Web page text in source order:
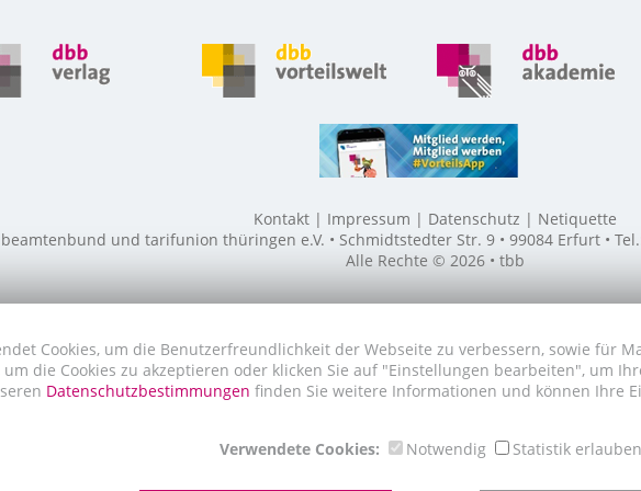
Kontakt Impressum Datenschutz
Netiquette
und tarifunion thüringen e.V. • Schmidtstedter Str. 9 • 99084 Erfurt •
Alle Rechte © 2026 • tbb
Cookies, um die Benutzerfreundlichkeit der Webseite zu verbessern, sowie für
die Cookies zu akzeptieren oder klicken Sie auf "Einstellungen bearbeiten", um
Datenschutzbestimmungen finden Sie weitere Informationen und können Ihre
Verwendete Cookies: Notwendig Statistik erlauben